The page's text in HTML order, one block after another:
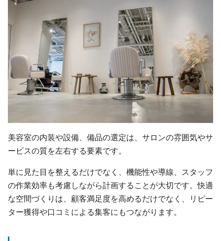
美容室の内装や設備、備品の選定は、サロンの雰囲気やサ
ービスの質を左右する要素です。
単に見た目を整えるだけでなく、機能性や導線、スタッフ
の作業効率も考慮しながら計画することが大切です。快適
な空間づくりは、顧客満足度を高めるだけでなく、リピー
ター獲得や口コミによる集客にもつながります。